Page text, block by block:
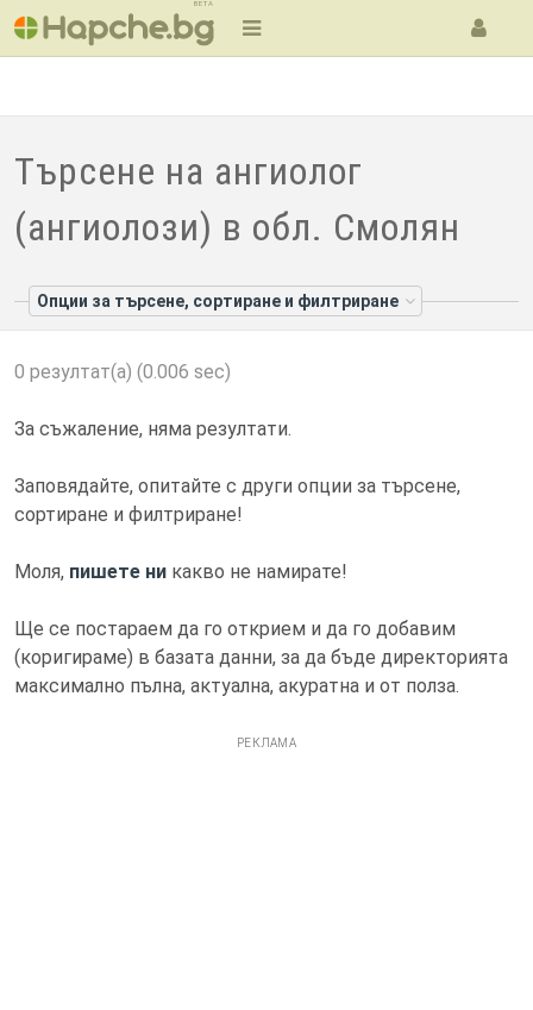
BETA
Търсене на ангиолог
(ангиолози) в обл. Смолян
Опции за търсене, сортиране и филтриране
0 резултат(а) (0.006 sec)
За съжаление, няма резултати.
Заповядайте, опитайте с други опции за търсене,
сортиране и филтриране!
Моля, пишете ни какво не намирате!
Ще се постараем да го открием и да го добавим
(коригираме) в базата данни, за да бъде директорията
максимално пълна, актуална, акуратна и от полза.
РЕКЛАМА